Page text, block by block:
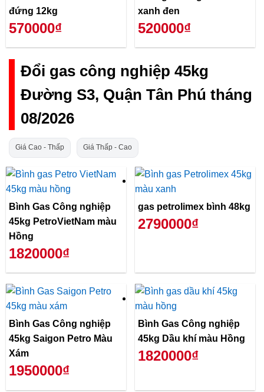
đứng 12kg
570000₫
xanh đen
520000₫
Đổi gas công nghiệp 45kg
Đường S3, Quận Tân Phú tháng
08/2026
Giá Cao - Thấp Giá Thấp - Cao
Bình Gas Công nghiệp
45kg PetroVietNam màu
Hồng
1820000₫
gas petrolimex bình 48kg
2790000₫
Bình Gas Công nghiệp
45kg Saigon Petro Màu
Xám
1950000₫
Bình Gas Công nghiệp
45kg Dầu khí màu Hồng
1820000₫